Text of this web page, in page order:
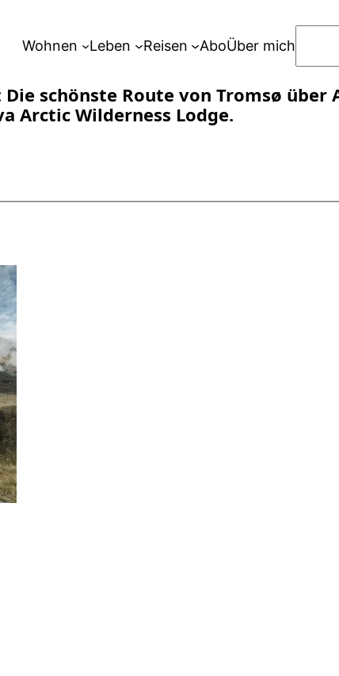
Wohnen Leben Reisen AboÜber mich
h
schönste Route von Tromsø
Arctic Wilderness Lodge.